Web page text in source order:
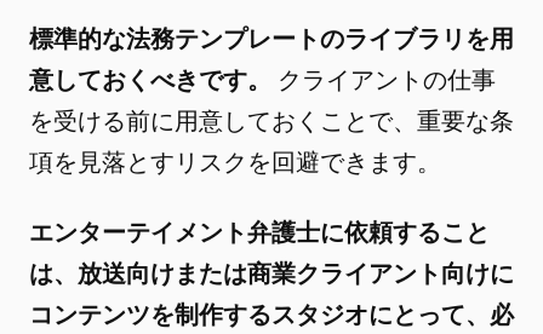
標準的な法務テンプレートのライブラリを用
意しておくべきです。
クライアントの仕事
を受ける前に用意しておくことで、重要な条
項を見落とすリスクを回避できます。
エンターテイメント弁護士に依頼すること
は、放送向けまたは商業クライアント向けに
コンテンツを制作するスタジオにとって、必